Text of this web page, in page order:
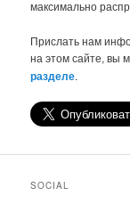
максимально
Прислать нам
на этом сайте, вы
разделе.
SOCIAL